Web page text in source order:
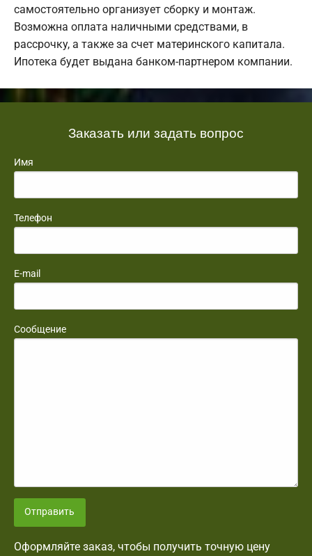
самостоятельно организует сборку и монтаж.
Возможна оплата наличными средствами, в
рассрочку, а также за счет материнского капитала.
Ипотека будет выдана банком-партнером компании.
Заказать или задать вопрос
Имя
Телефон
E-mail
Сообщение
Отправить
Оформляйте заказ, чтобы получить точную цену